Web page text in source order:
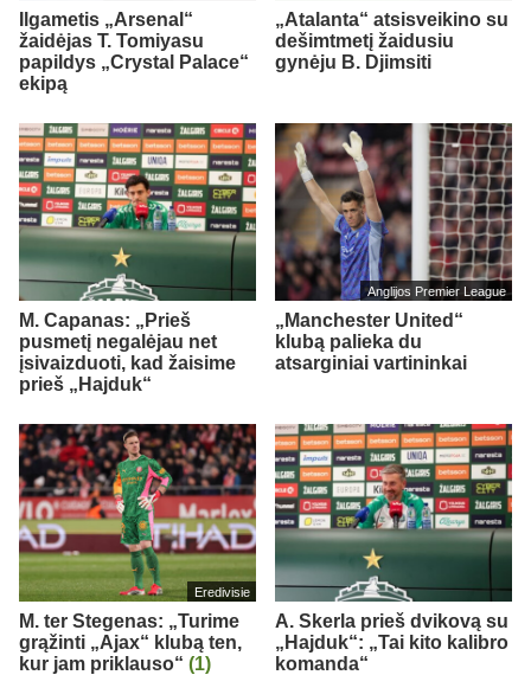
Ilgametis „Arsenal“
žaidėjas T. Tomiyasu
papildys „Crystal Palace“
ekipą
„Atalanta“ atsisveikino su
dešimtmetį žaidusiu
gynėju B. Djimsiti
M. Capanas: „Prieš
pusmetį negalėjau net
įsivaizduoti, kad žaisime
prieš „Hajduk“
Anglijos Premier League
„Manchester United“
klubą palieka du
atsarginiai vartininkai
Eredivisie
M. ter Stegenas: „Turime
grąžinti „Ajax“ klubą ten,
kur jam priklauso“ (1)
A. Skerla prieš dvikovą su
„Hajduk“: „Tai kito kalibro
komanda“